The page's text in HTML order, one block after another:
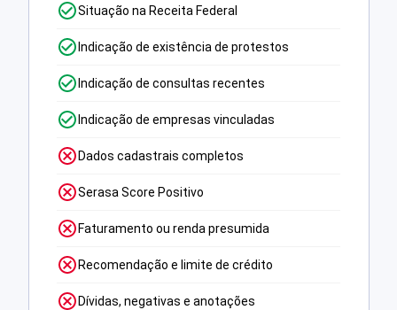
Situação na Receita Federal
Indicação de existência de protestos
Indicação de consultas recentes
Indicação de empresas vinculadas
Dados cadastrais completos
Serasa Score Positivo
Faturamento ou renda presumida
Recomendação e limite de crédito
Dívidas, negativas e anotações